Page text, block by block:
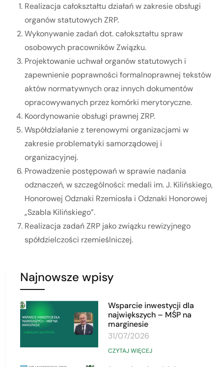
Realizacja całokształtu działań w zakresie obsługi
organów statutowych ZRP.
Wykonywanie zadań dot. całokształtu spraw
osobowych pracowników Związku.
Projektowanie uchwał organów statutowych i
zapewnienie poprawności formalnoprawnej tekstów
aktów normatywnych oraz innych dokumentów
opracowywanych przez komórki merytoryczne.
Koordynowanie obsługi prawnej ZRP.
Współdziałanie z terenowymi organizacjami w
zakresie problematyki samorządowej i
organizacyjnej.
Prowadzenie postępowań w sprawie nadania
odznaczeń, w szczególności: medali im. J. Kilińskiego,
Honorowej Odznaki Rzemiosła i Odznaki Honorowej
„Szabla Kilińskiego”.
Realizacja zadań ZRP jako związku rewizyjnego
spółdzielczości rzemieślniczej.
Najnowsze wpisy
Wsparcie inwestycji dla
największych – MŚP na
marginesie
31/07/2026
CZYTAJ WIĘCEJ